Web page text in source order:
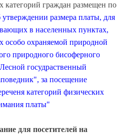
категорий граждан размещен по
размера платы, для
в населенных пунктах,
особо охраняемой природной
природного бисоферного
госудраственный
за посещение
категорий физических
платы"
для посетителей на